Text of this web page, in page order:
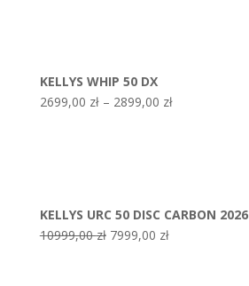
KELLYS WHIP 50 DX
2699,00 zł – 2899,00 złZakres
KELLYS URC 50 DISC CARBON 2026
10999,00zł Pierwotna
7999,00 złAktualna